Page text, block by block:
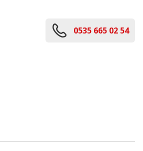
0535 665 02 54